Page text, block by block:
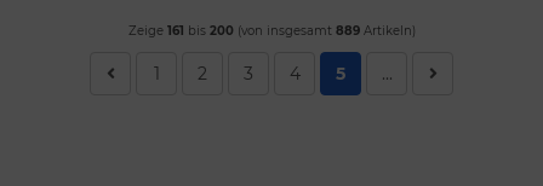
Zeige 161 bis 200 (von insgesamt 889Artikeln)
1 2 3 4 5 ...